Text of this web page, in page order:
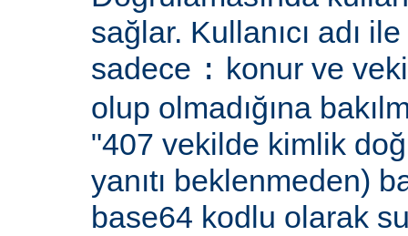
sağlar. Kullanıcı adı
sadece : konur ve
olup olmadığına
"407 vekilde kimlik
yanıtı beklenmeden)
base64 kodlu olarak